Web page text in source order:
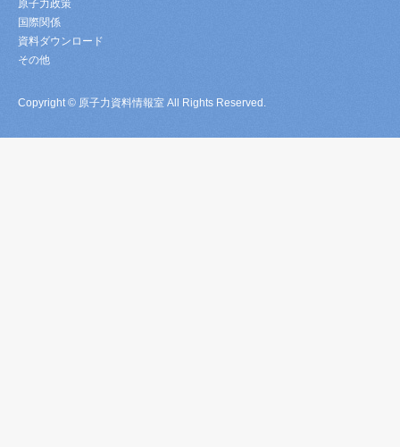
原子力政策
国際関係
資料ダウンロード
その他
Copyright © 原子力資料情報室 All Rights Reserved.